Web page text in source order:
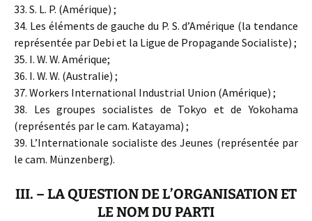
33. S. L. P. (Amérique) ;
34. Les éléments de gauche du P. S. d’Amérique (la tendance
représentée par Debi et la Ligue de Propagande Socialiste) ;
35. I. W. W. Amérique;
36. I. W. W. (Australie) ;
37. Workers International Industrial Union (Amérique) ;
38. Les groupes socialistes de Tokyo et de Yokohama
(représentés par le cam. Katayama) ;
39. L’Internationale socialiste des Jeunes (représentée par
le cam. Münzenberg).
III. – LA QUESTION DE L’ORGANISATION ET
LE NOM DU PARTI